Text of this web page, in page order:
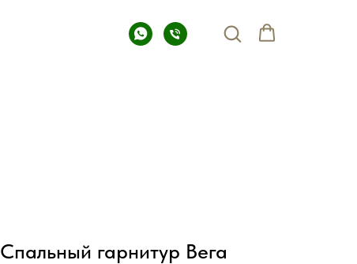
Спальный гарнитур Вега